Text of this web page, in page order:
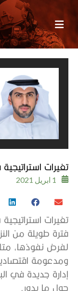
تغيرات
1 ابريل 2021
تغيرات
فترة طويلة من
لفرض نفوذها،
ومدعومة
إدارة جديدة في
حول ما يدور.